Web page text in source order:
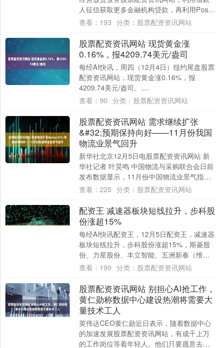
人征信获取更多金融机构贷款，再利用Pos机
虚构交易非法套现。今年8月，上海市公安局
查看： 193 分类： 股票配资资讯网站
股票配资资讯网站 现货黄金涨
0.16%，报4209.74美元/盎司
每经AI快讯，周四（12月4日）纽约尾盘股票
配资资讯网站，现货黄金涨0.16%，报
4209.74美元/盎司。....
查看： 90 分类： 股票配资资讯网站
股票配资资讯网站 需求继续扩张
&#32;预期保持向好——11月份我国
物流业景气回升
新华社北京12月5日电股票配资资讯网站 新
华社记者 叶昊鸣 中国物流与采购联合会日前
发布数据显示，11月份中国物流业景气指数
为50.9%，环比回升0.2个百分点....
查看： 225 分类： 股票配资资讯网站
配资王 减速器板块短线拉升，步科股
份涨超15%
每经AI快讯配资王，12月5日配资王，减速器
板块短线拉升，步科股份涨超15%，斯菱股
份、力星股份、丰立智能、五洲新春（维
权）、精研科技等跟涨。 海量资讯、精准
查看： 199 分类： 股票配资资讯网站
股票配资资讯网站 别担心AI抢工作，
黄仁勋称数据中心建设热潮将需要大
量技术工人
英伟达CEO黄仁勋近日表示，随着数据中心
的加速发展股票配资资讯网站，有成千上万
的工作岗位等着年轻人。他们只要愿意去职